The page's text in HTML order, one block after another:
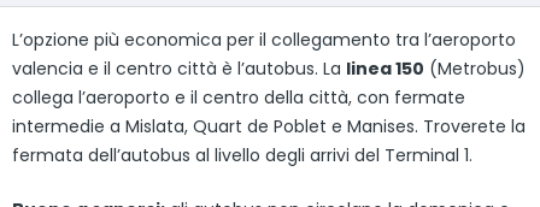
L’opzione più economica per il collegamento tra l’aeroporto
valencia e il centro città è l’autobus. La linea 150 (Metrobus)
collega l’aeroporto e il centro della città, con fermate
intermedie a Mislata, Quart de Poblet e Manises. Troverete la
fermata dell’autobus al livello degli arrivi del Terminal 1.